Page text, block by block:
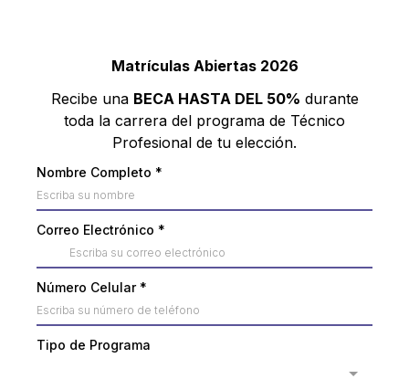
Matrículas Abiertas 2026
Recibe una BECA HASTA DEL 50% durante
toda la carrera del programa de Técnico
Profesional de tu elección.
Nombre Completo *
Correo Electrónico *
Número Celular *
Tipo de Programa